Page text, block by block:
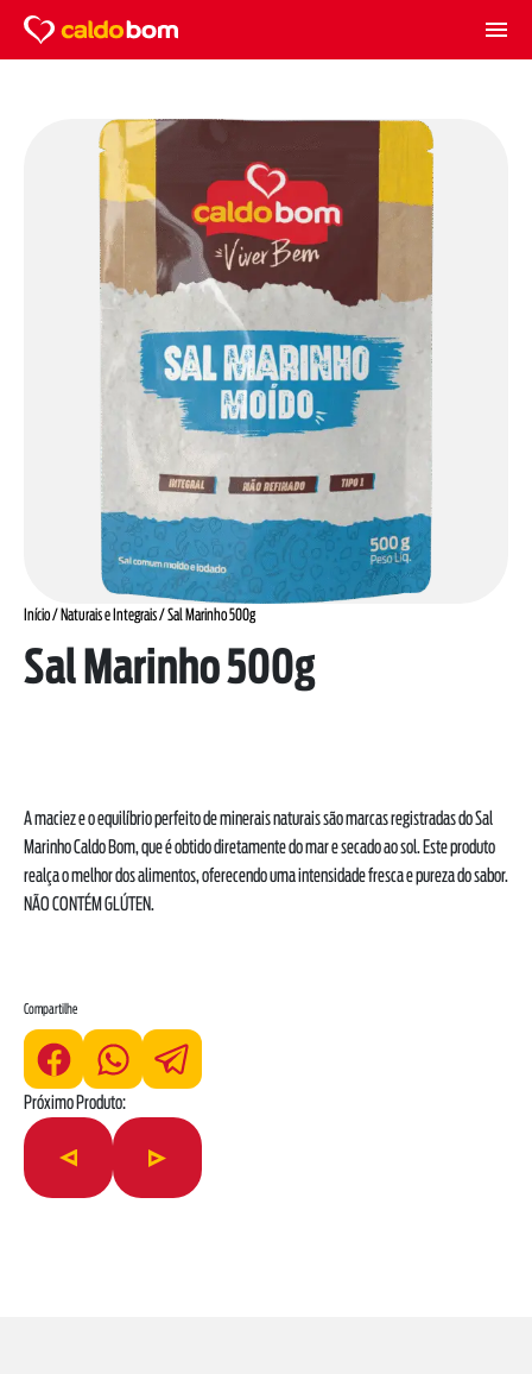
Início/ Naturais e Integrais/ Sal Marinho 500g
Sal Marinho 500g
A maciez e o equilíbrio perfeito de minerais naturais são marcas registradas do Sal
Marinho Caldo Bom, que é obtido diretamente do mar e secado ao sol. Este produto
realça o melhor dos alimentos, oferecendo uma intensidade fresca e pureza do sabor.
NÃO CONTÉM GLÚTEN.
Compartilhe
Próximo Produto: